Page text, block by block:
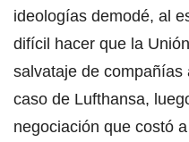
ideologías demodé, al
difícil hacer que la
salvataje de compañías
caso de Lufthansa,
negociación que costó